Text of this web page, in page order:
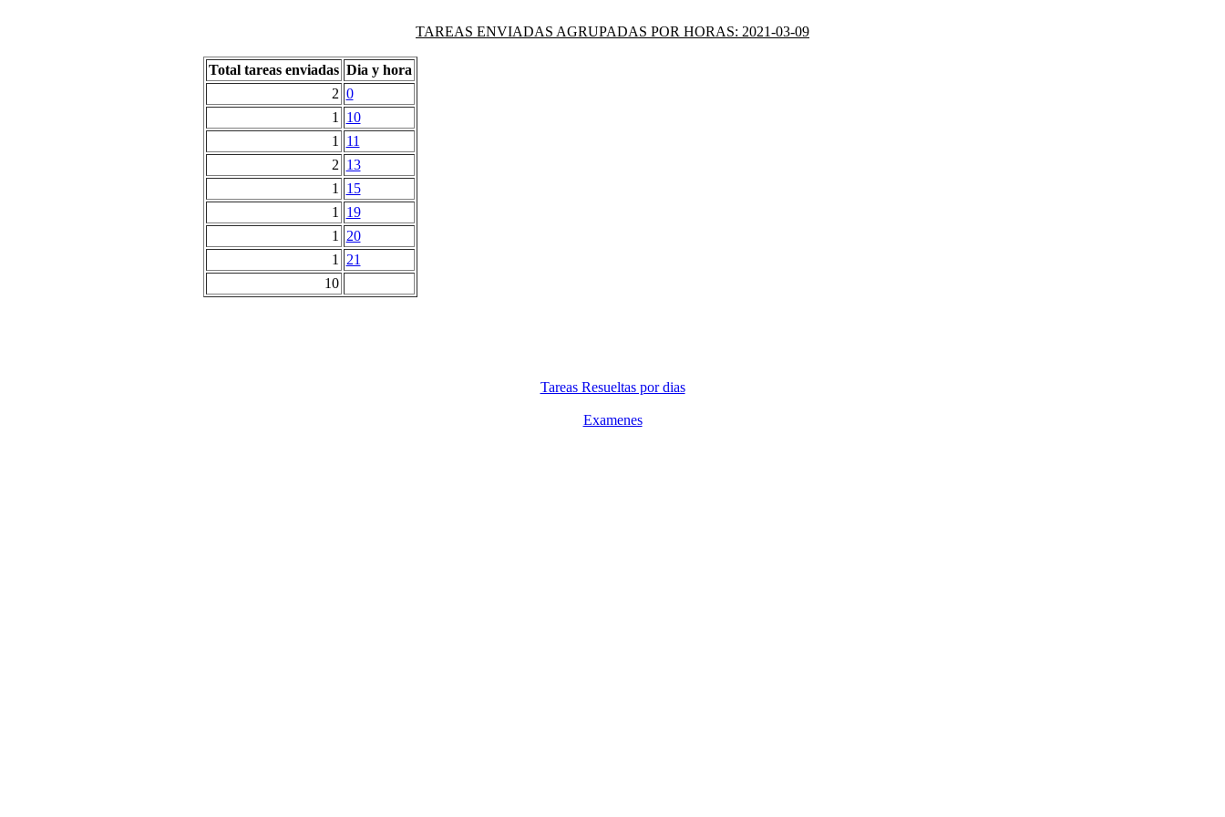
TAREAS ENVIADAS AGRUPADAS POR HORAS: 2021-03-09
Total tareas enviadas Dia y hora
2 0
1
10
1
11
2 13
1
15
1
19
1
20
1
21
10
Tareas Resueltas por dias
Examenes